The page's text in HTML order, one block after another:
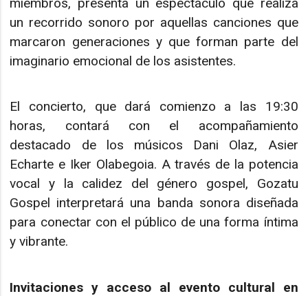
un recorrido sonoro por aquellas canciones que
marcaron generaciones y que forman parte del
imaginario emocional de los asistentes.
El concierto, que dará comienzo a las 19:30
horas, contará con el acompañamiento
destacado de los músicos Dani Olaz, Asier
Echarte e Iker Olabegoia. A través de la potencia
vocal y la calidez del género gospel, Gozatu
Gospel interpretará una banda sonora diseñada
para conectar con el público de una forma íntima
y vibrante.
Invitaciones y acceso al evento cultural en